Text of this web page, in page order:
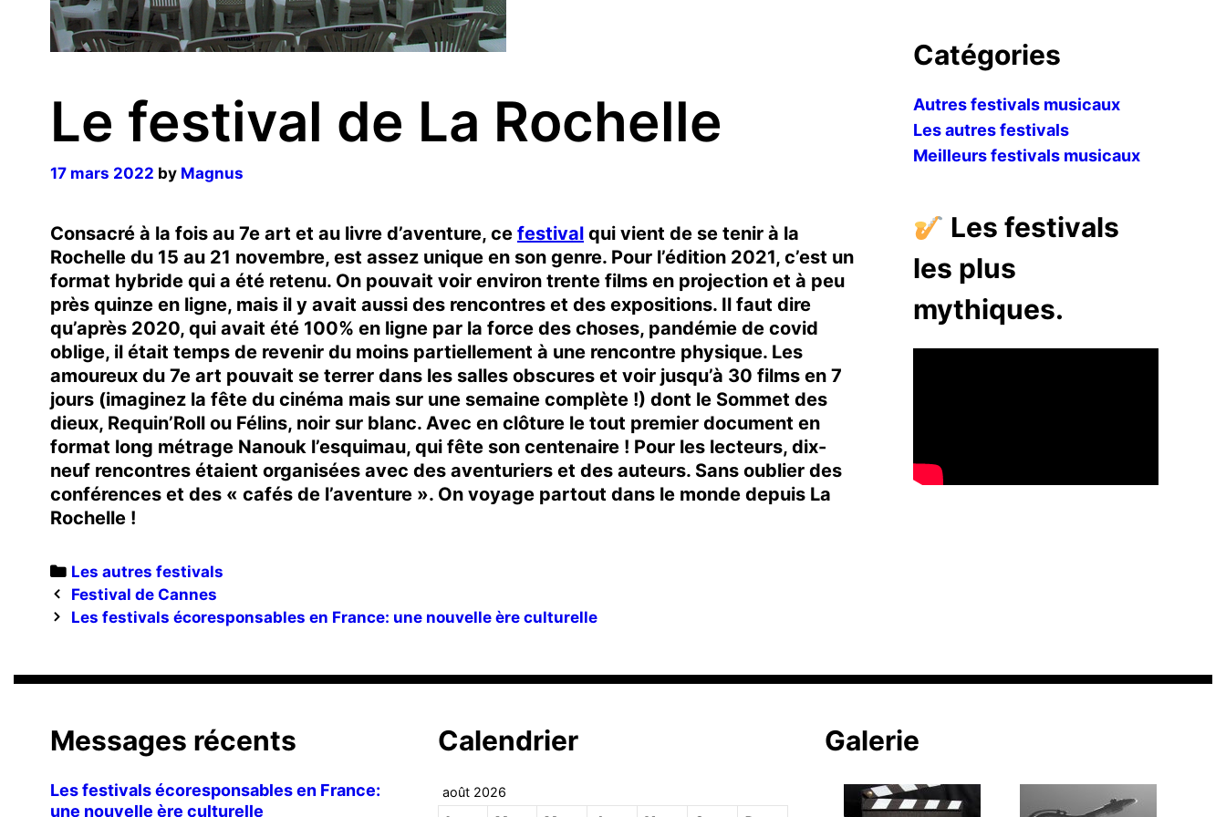
Le festival de La Rochelle
17 mars 2022 by Magnus
Consacré à la fois au 7e art et au livre d’aventure, ce festival qui vient de se tenir à la
Rochelle du 15 au 21 novembre, est assez unique en son genre. Pour l’édition 2021, c’est un
format hybride qui a été retenu. On pouvait voir environ trente films en projection et à peu
près quinze en ligne, mais il y avait aussi des rencontres et des expositions. Il faut dire
qu’après 2020, qui avait été 100% en ligne par la force des choses, pandémie de covid
oblige, il était temps de revenir du moins partiellement à une rencontre physique. Les
amoureux du 7e art pouvait se terrer dans les salles obscures et voir jusqu’à 30 films en 7
jours (imaginez la fête du cinéma mais sur une semaine complète !) dont le Sommet des
dieux, Requin’Roll ou Félins, noir sur blanc. Avec en clôture le tout premier document en
format long métrage Nanouk l’esquimau, qui fête son centenaire ! Pour les lecteurs, dix-
neuf rencontres étaient organisées avec des aventuriers et des auteurs. Sans oublier des
conférences et des « cafés de l’aventure ». On voyage partout dans le monde depuis La
Rochelle !
Categories
Les autres festivals
Post
navigation
Festival de Cannes
Les festivals écoresponsables en France: une nouvelle ère culturelle
Catégories
Autres festivals musicaux
Les autres festivals
Meilleurs festivals musicaux
Les festivals
les plus
mythiques.
Messages récents
Les festivals écoresponsables en France:
une nouvelle ère culturelle
Calendrier
août 2026
Galerie